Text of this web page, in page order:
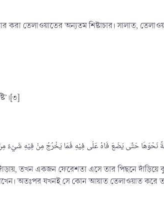
তেলাওয়াতের অন্যতম শিষ্টাচার। সালাত,
দাঁড়ায়, তখন একজন ফেরেশতা এসে তার পিছনে
অতঃপর যখনই সে কোন আয়াত তেলাওয়াত